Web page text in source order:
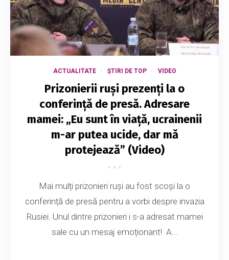
ACTUALITATE ȘTIRI DE TOP VIDEO
Prizonierii ruși prezenți la o
conferință de presă. Adresare
mamei: „Eu sunt în viață, ucrainenii
m-ar putea ucide, dar mă
protejează” (Video)
Mai mulți prizonieri ruși au fost scoși la o
conferință de presă pentru a vorbi despre invazia
Rusiei. Unul dintre prizonieri i s-a adresat mamei
sale cu un mesaj emoționant! A...